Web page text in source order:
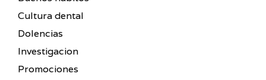
Cultura dental
Dolencias
Investigacion
Promociones